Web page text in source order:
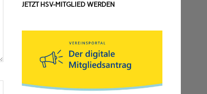
JETZT HSV-MITGLIED WERDEN